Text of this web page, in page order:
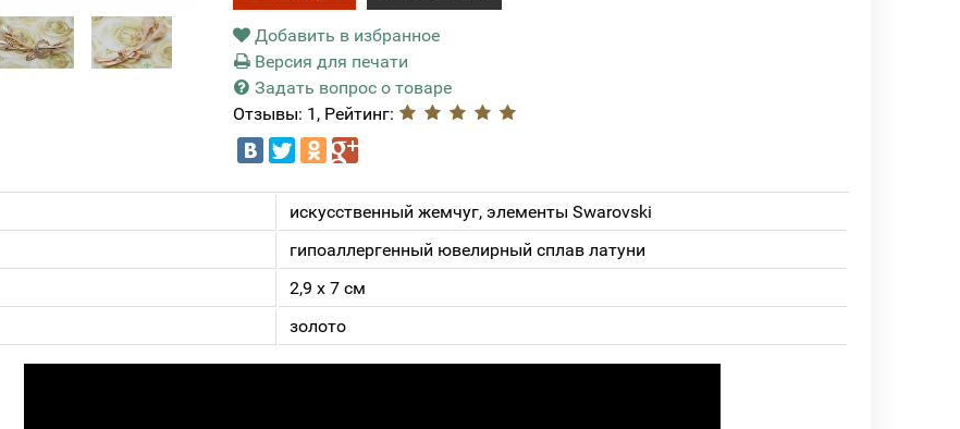
Добавить в избранное
Версия для печати
Задать вопрос о товаре
Отзывы: 1, Рейтинг:
искусственный жемчуг, элементы Swarovski
гипоаллергенный ювелирный сплав латуни
2,9 х 7 см
золото